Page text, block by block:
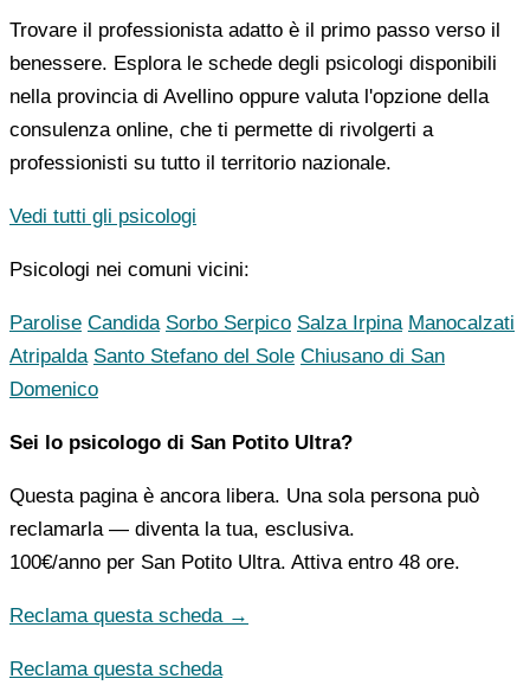
Trovare il professionista adatto è il primo passo verso il
benessere. Esplora le schede degli psicologi disponibili
nella provincia di Avellino oppure valuta l'opzione della
consulenza online, che ti permette di rivolgerti a
professionisti su tutto il territorio nazionale.
Vedi tutti gli psicologi
Psicologi nei comuni vicini:
Parolise Candida Sorbo Serpico Salza Irpina Manocalzati
Atripalda Santo Stefano del Sole Chiusano di San
Domenico
Sei lo psicologo di San Potito Ultra?
Questa pagina è ancora libera. Una sola persona può
reclamarla — diventa la tua, esclusiva.
100€/anno per San Potito Ultra. Attiva entro 48 ore.
Reclama questa scheda →
Reclama questa scheda